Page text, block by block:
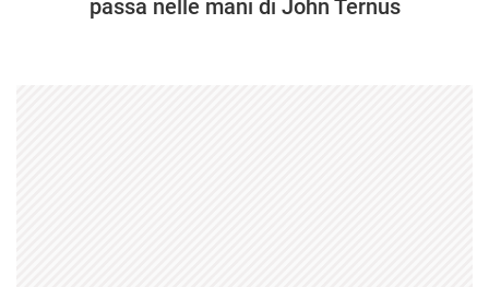
passa nelle mani di John Ternus